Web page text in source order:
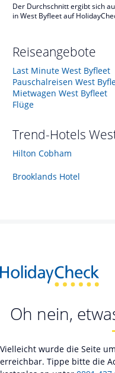
Der Durchschnitt ergibt sich
in West Byfleet auf
Reiseangebote
Last Minute West Byfleet
Pauschalreisen West
Mietwagen West Byfleet
Flüge
Trend-Hotels
Hilton Cobham
Brooklands Hotel
Oh nein,
Vielleicht wurde die Seite
erreichbar. Tippe bitte die